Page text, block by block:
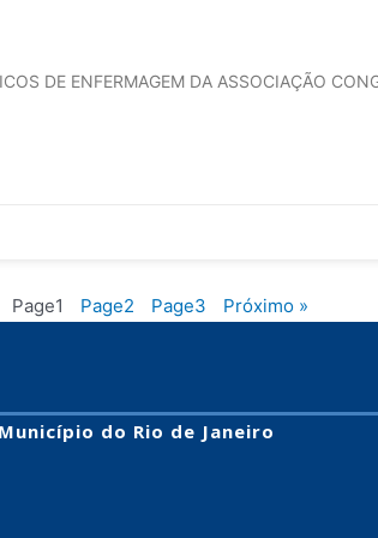
DE ENFERMAGEM DA ASSOCIAÇÃO
Page1 Page2 Page3 Próximo »
do Rio de Janeiro